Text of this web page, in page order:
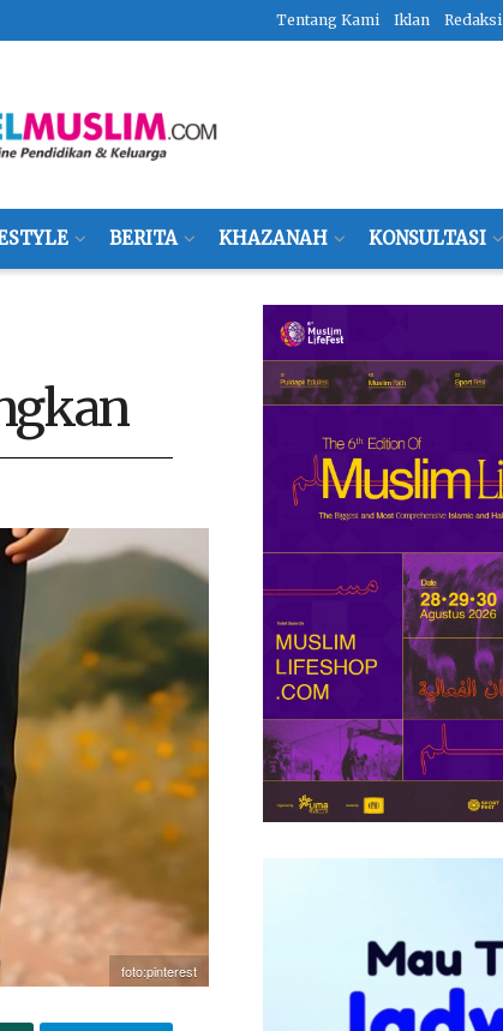
Tentang Kami Iklan Redaksi
BERITA KHAZANAH KONSULTASI
foto:pinterest